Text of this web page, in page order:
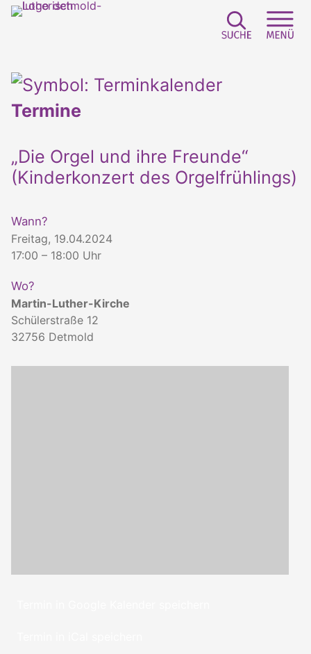
Termine
„Die Orgel und ihre Freunde“
(Kinderkonzert des Orgelfrühlings)
Wann?
Freitag, 19.04.2024
17:00 – 18:00 Uhr
Wo?
Martin-Luther-Kirche
Schülerstraße 12
32756 Detmold